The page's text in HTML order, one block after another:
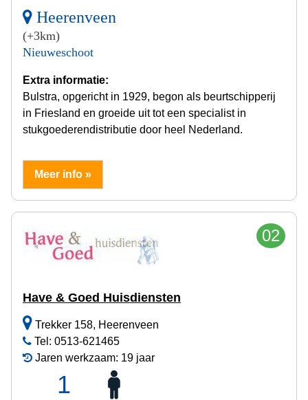
Heerenveen
(+3km)
Nieuweschoot
Extra informatie:
Bulstra, opgericht in 1929, begon als beurtschipperij
in Friesland en groeide uit tot een specialist in
stukgoederendistributie door heel Nederland.
Meer info »
02
Have & Goed Huisdiensten
Trekker 158, Heerenveen
Tel: 0513-621465
Jaren werkzaam: 19 jaar
1